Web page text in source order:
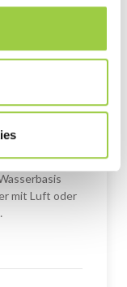
Leicht zu
mit Luft oder